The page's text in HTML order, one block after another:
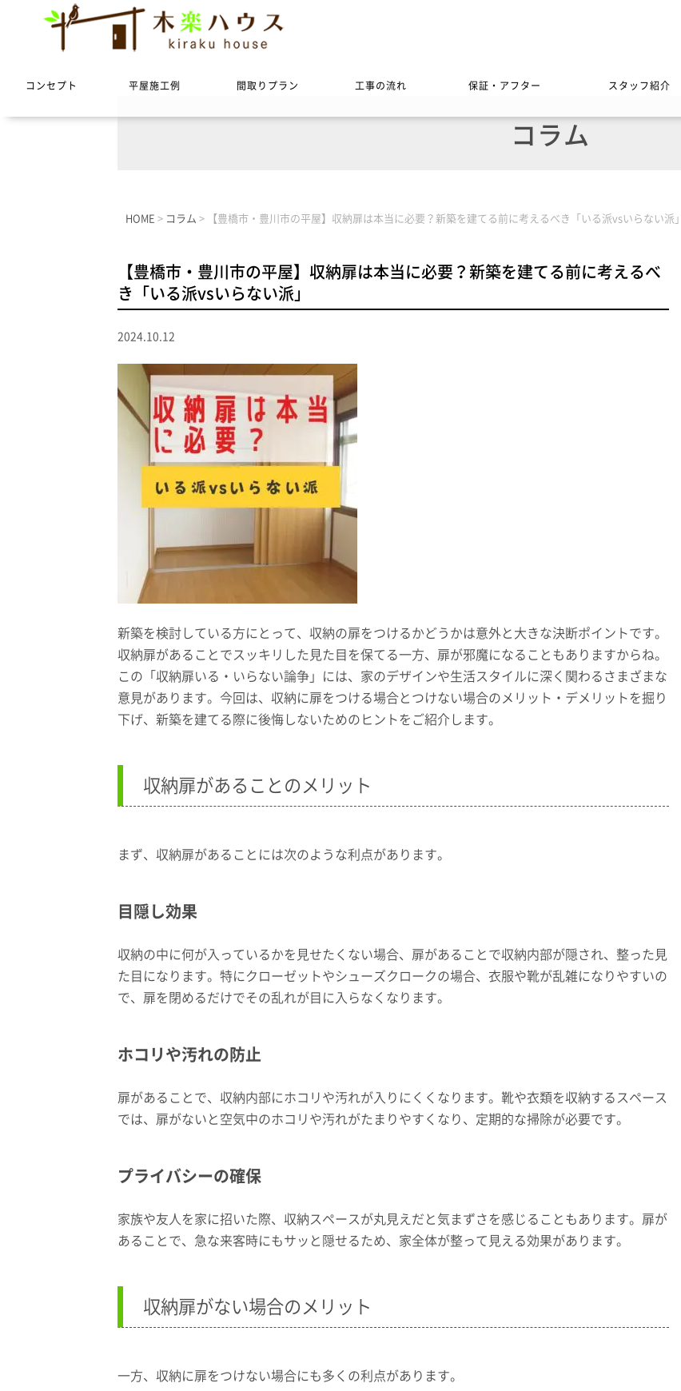
コンセプト 平屋施工例 間取りプラン 工事の流れ 保証・アフター スタッフ紹介
コラム
HOME > コラム > 【豊橋市・豊川市の平屋】収納扉は本当に必要？新築を建てる前に考えるべき「いる派vsいらない派」
【豊橋市・豊川市の平屋】収納扉は本当に必要？新築を建てる前に考えるべ
き「いる派vsいらない派」
2024.10.12
新築を検討している方にとって、収納の扉をつけるかどうかは意外と大きな決断ポイントです。
収納扉があることでスッキリした見た目を保てる一方、扉が邪魔になることもありますからね。
この「収納扉いる・いらない論争」には、家のデザインや生活スタイルに深く関わるさまざまな
意見があります。今回は、収納に扉をつける場合とつけない場合のメリット・デメリットを掘り
下げ、新築を建てる際に後悔しないためのヒントをご紹介します。
収納扉があることのメリット
まず、収納扉があることには次のような利点があります。
目隠し効果
収納の中に何が入っているかを見せたくない場合、扉があることで収納内部が隠され、整った見
た目になります。特にクローゼットやシューズクロークの場合、衣服や靴が乱雑になりやすいの
で、扉を閉めるだけでその乱れが目に入らなくなります。
ホコリや汚れの防止
扉があることで、収納内部にホコリや汚れが入りにくくなります。靴や衣類を収納するスペース
では、扉がないと空気中のホコリや汚れがたまりやすくなり、定期的な掃除が必要です。
プライバシーの確保
家族や友人を家に招いた際、収納スペースが丸見えだと気まずさを感じることもあります。扉が
あることで、急な来客時にもサッと隠せるため、家全体が整って見える効果があります。
収納扉がない場合のメリット
一方、収納に扉をつけない場合にも多くの利点があります。